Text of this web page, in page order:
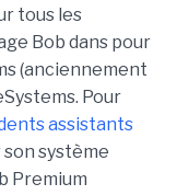
tous les
Bob dans pour
(anciennement
Pour
assistants
système
Premium